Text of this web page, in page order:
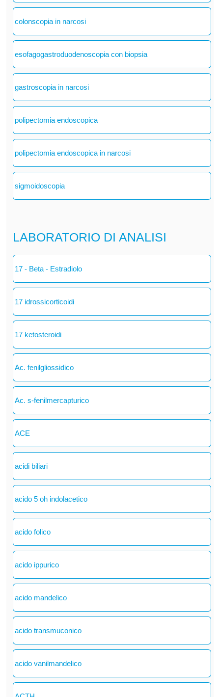
colonscopia in narcosi
esofagogastroduodenoscopia con biopsia
gastroscopia in narcosi
polipectomia endoscopica
polipectomia endoscopica in narcosi
sigmoidoscopia
LABORATORIO DI ANALISI
17 - Beta - Estradiolo
17 idrossicorticoidi
17 ketosteroidi
Ac. fenilgliossidico
Ac. s-fenilmercapturico
ACE
acidi biliari
acido 5 oh indolacetico
acido folico
acido ippurico
acido mandelico
acido transmuconico
acido vanilmandelico